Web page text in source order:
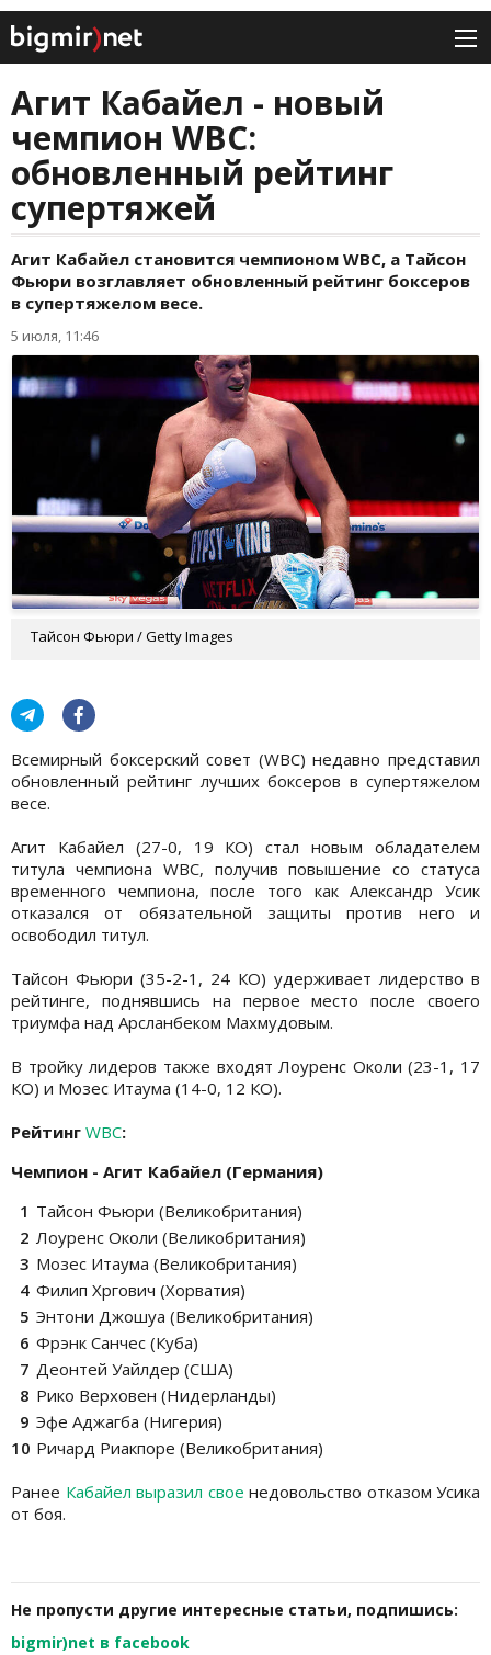
Агит Кабайел - новый
чемпион WBC:
обновленный рейтинг
супертяжей
Агит Кабайел становится чемпионом WBC, а Тайсон
Фьюри возглавляет обновленный рейтинг боксеров
в супертяжелом весе.
5 июля, 11:46
Тайсон Фьюри / Getty Images
Всемирный боксерский совет (WBC) недавно представил
обновленный рейтинг лучших боксеров в супертяжелом
весе.
Агит Кабайел (27-0, 19 КО) стал новым обладателем
титула чемпиона WBC, получив повышение со статуса
временного чемпиона, после того как Александр Усик
отказался от обязательной защиты против него и
освободил титул.
Тайсон Фьюри (35-2-1, 24 КО) удерживает лидерство в
рейтинге, поднявшись на первое место после своего
триумфа над Арсланбеком Махмудовым.
В тройку лидеров также входят Лоуренс Околи (23-1, 17
КО) и Мозес Итаума (14-0, 12 КО).
Рейтинг WBC:
Чемпион - Агит Кабайел (Германия)
Тайсон Фьюри (Великобритания)
Лоуренс Околи (Великобритания)
Мозес Итаума (Великобритания)
Филип Хргович (Хорватия)
Энтони Джошуа (Великобритания)
Фрэнк Санчес (Куба)
Деонтей Уайлдер (США)
Рико Верховен (Нидерланды)
Эфе Аджагба (Нигерия)
Ричард Риакпоре (Великобритания)
Ранее Кабайел выразил свое недовольство отказом Усика
от боя.
Не пропусти другие интересные статьи, подпишись:
bigmir)net в facebook